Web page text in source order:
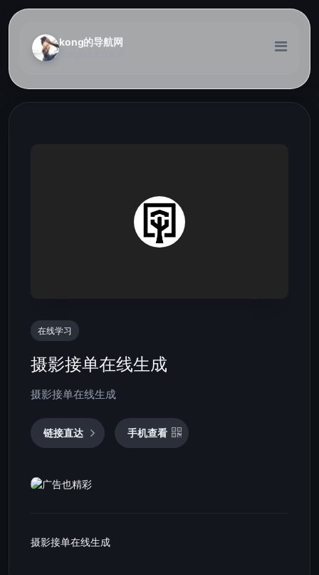
kong的导航网
在线学习
摄影接单在线生成
摄影接单在线生成
链接直达 手机查看
摄影接单在线生成